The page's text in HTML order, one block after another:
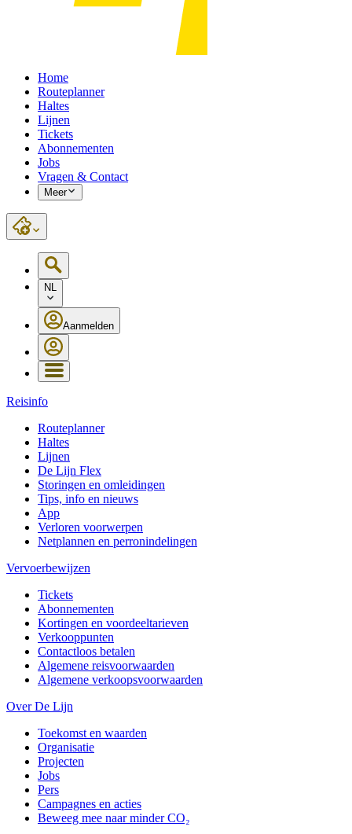
Home
Routeplanner
Haltes
Lijnen
Tickets
Abonnementen
Jobs
Vragen & Contact
Meer
NL
Aanmelden
Reisinfo
Routeplanner
Haltes
Lijnen
De Lijn Flex
Storingen en omleidingen
Tips, info en nieuws
App
Verloren voorwerpen
Netplannen en perronindelingen
Vervoerbewijzen
Tickets
Abonnementen
Kortingen en voordeeltarieven
Verkooppunten
Contactloos betalen
Algemene reisvoorwaarden
Algemene verkoopsvoorwaarden
Over De Lijn
Toekomst en waarden
Organisatie
Projecten
Jobs
Pers
Campagnes en acties
Beweeg mee naar minder CO₂